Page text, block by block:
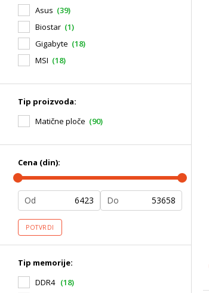
Asus (39)
Biostar (1)
Gigabyte (18)
MSI (18)
Tip proizvoda:
Matične ploče (90)
Cena (din):
Od Do
POTVRDI
Tip memorije:
DDR4 (18)